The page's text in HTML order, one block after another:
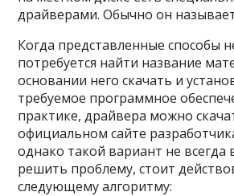
драйверами. Обычно он
Когда представленные способы
потребуется найти название
основании него скачать и
требуемое программное
практике, драйвера можно
официальном сайте
однако такой вариант не
решить проблему, стоит
следующему алгоритму: